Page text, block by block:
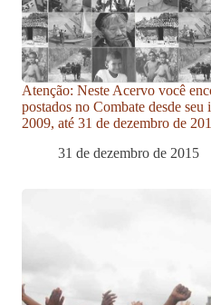
Atenção: Neste Acervo você
postados no Combate desde
2009, até 31 de dezembro de
31 de dezembro de 2015